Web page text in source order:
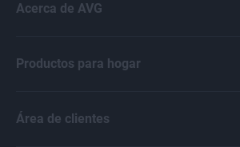
Acerca de AVG
Productos para hogar
Área de clientes